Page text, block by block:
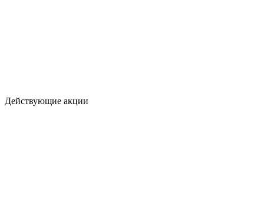
Действующие акции